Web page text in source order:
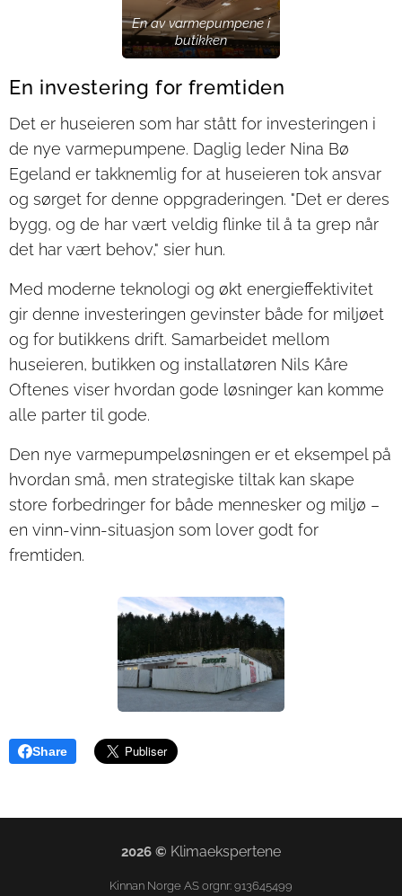
En av varmepumpene i
butikken
En investering for fremtiden
Det er huseieren som har stått for investeringen i
de nye varmepumpene. Daglig leder Nina Bø
Egeland er takknemlig for at huseieren tok ansvar
og sørget for denne oppgraderingen. "Det er deres
bygg, og de har vært veldig flinke til å ta grep når
det har vært behov," sier hun.
Med moderne teknologi og økt energieffektivitet
gir denne investeringen gevinster både for miljøet
og for butikkens drift. Samarbeidet mellom
huseieren, butikken og installatøren Nils Kåre
Oftenes viser hvordan gode løsninger kan komme
alle parter til gode.
Den nye varmepumpeløsningen er et eksempel på
hvordan små, men strategiske tiltak kan skape
store forbedringer for både mennesker og miljø –
en vinn-vinn-situasjon som lover godt for
fremtiden.
Share
2026 © Klimaekspertene
Kinnan Norge AS orgnr: 913645499